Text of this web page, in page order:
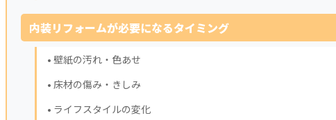
内装リフォームが必要になるタイミング
• 壁紙の汚れ・色あせ
• 床材の傷み・きしみ
• ライフスタイルの変化